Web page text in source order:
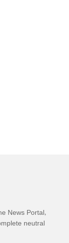
News Portal,
neutral